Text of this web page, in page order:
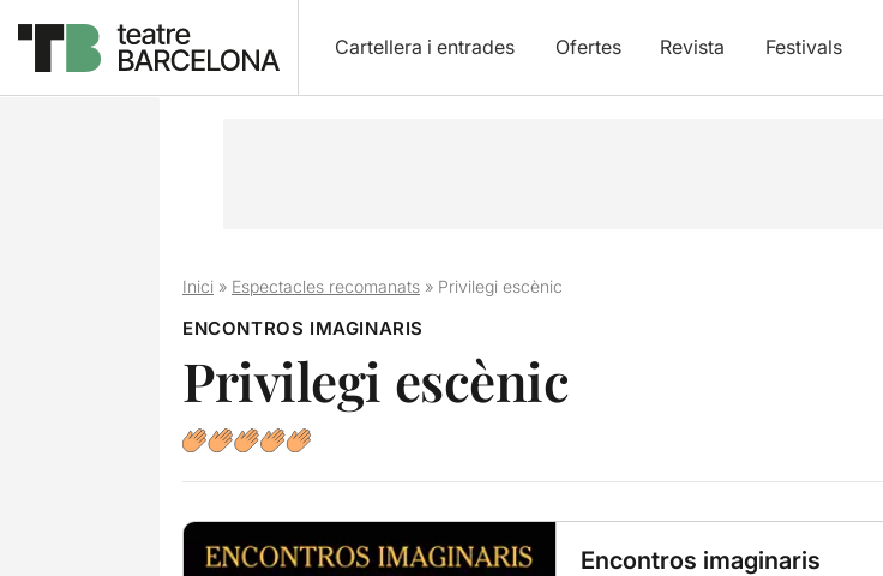
Cartellera i entrades Ofertes Revista Festivals
Inici» Espectacles recomanats» Privilegi escènic
ENCONTROS IMAGINARIS
Privilegi escènic
Encontros imaginaris